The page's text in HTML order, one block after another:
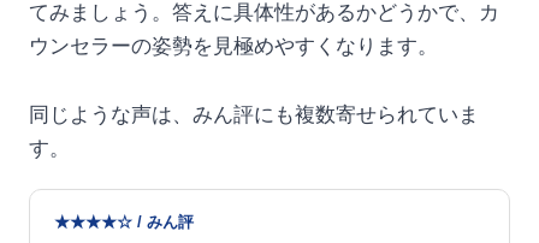
てみましょう。答えに具体性があるかどうかで、カ
ウンセラーの姿勢を見極めやすくなります。
同じような声は、みん評にも複数寄せられていま
す。
★★★★☆ / みん評